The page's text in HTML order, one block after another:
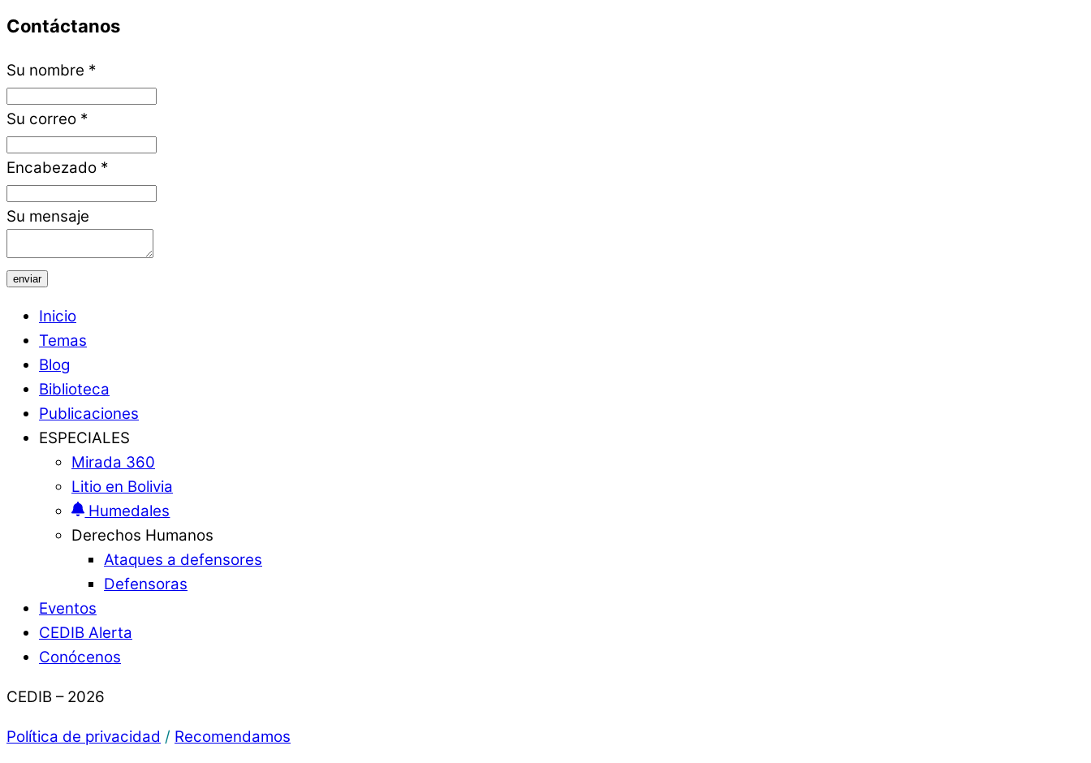
Contáctanos
Su nombre *
Su correo *
Encabezado *
Su mensaje
enviar
Inicio
Temas
Blog
Biblioteca
Publicaciones
ESPECIALES
Mirada 360
Litio en Bolivia
Humedales
Derechos Humanos
Ataques a defensores
Defensoras
Eventos
CEDIB Alerta
Conócenos
CEDIB – 2026
Política de privacidad / Recomendamos